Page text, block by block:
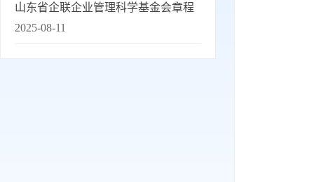
山东省企联企业管理科学基金会章程
2025-08-11